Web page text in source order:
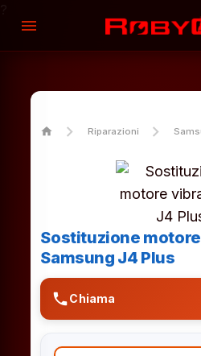
menu
home Riparazioni
Sostituzione
Samsung J4 Plus
phoneChiama